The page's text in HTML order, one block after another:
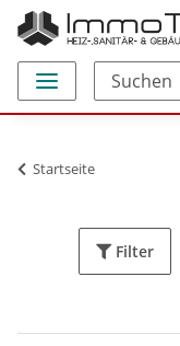
Startseite
Filter